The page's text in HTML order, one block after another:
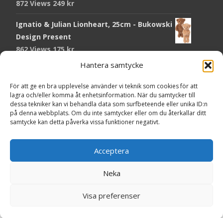
Hantera samtycke
För att ge en bra upplevelse använder vi teknik som cookies för att
lagra och/eller komma åt enhetsinformation. När du samtycker till
dessa tekniker kan vi behandla data som surfbeteende eller unika ID:n
på denna webbplats. Om du inte samtycker eller om du återkallar ditt
samtycke kan detta påverka vissa funktioner negativt.
Acceptera
Neka
Visa preferenser
872 Views 249 kr
Ignatio & Julian Lionheart, 25cm - Bukowski
Design Present
862 Views175kr
Chokladmynt Påskmotiv Present
819 Views25kr
Kort Påskhare, 8,5x11,5 cm Present
763 Views20kr
Tändsticksask I den enkla bor det vackra,
röd - Ernst Kirchsteiger Present
717 Views89kr
Powered by WordPress , Themei-craftby TemplatesNext.